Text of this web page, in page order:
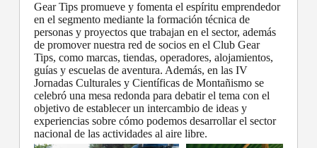
Gear Tips promueve y fomenta el espíritu emprendedor
en el segmento mediante la formación técnica de
personas y proyectos que trabajan en el sector, además
de promover nuestra red de socios en el Club Gear
Tips, como marcas, tiendas, operadores, alojamientos,
guías y escuelas de aventura. Además, en las IV
Jornadas Culturales y Científicas de Montañismo se
celebró una mesa redonda para debatir el tema con el
objetivo de establecer un intercambio de ideas y
experiencias sobre cómo podemos desarrollar el sector
nacional de las actividades al aire libre.